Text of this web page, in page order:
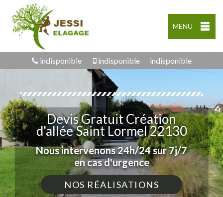
MENU
indisponible indisponible indisponible
Devis Gratuit Création
d'allée Saint Lormel 22130
Nous intervenons 24h/24 sur 7j/7
en cas d'urgence
NOS RÉALISATIONS